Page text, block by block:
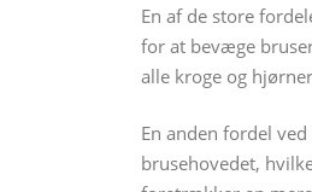
En af de store
for at bevæge
alle kroge og
En anden fordel
brusehovedet,